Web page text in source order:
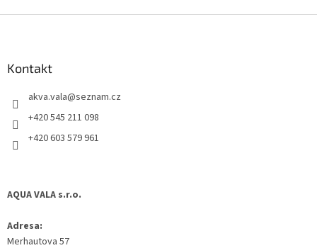
Kontakt
akva.vala@seznam.cz
+420 545 211 098
+420 603 579 961
AQUA VALA s.r.o.
Adresa:
Merhautova 57